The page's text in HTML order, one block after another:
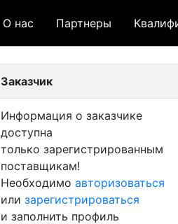
О нас Партнеры
Заказчик
Информация о заказчике
доступна
только зарегистрированным
поставщикам!
Необходимо авторизоваться
или зарегистрироваться
и заполнить профиль